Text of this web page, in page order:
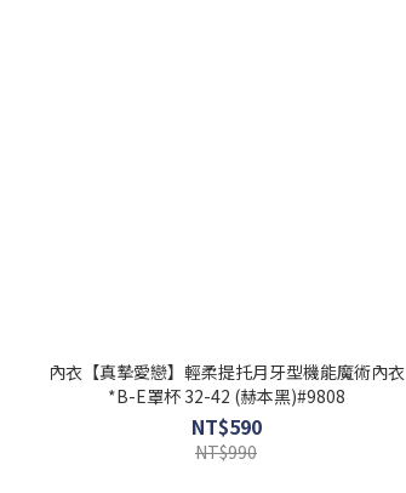
內衣【真摯愛戀】輕柔提托月牙型機能魔術內衣
*B-E罩杯 32-42 (赫本黑)#9808
NT$590
NT$990